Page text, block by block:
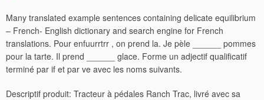
Many translated example sentences containing delicate equilibrium
– French- English dictionary and search engine for French
translations. Pour enfuurrtrr , on prend la. Je pèle ______ pommes
pour la tarte. Il prend ______ glace. Forme un adjectif qualificatif
terminé par if et par ve avec les noms suivants.
Descriptif produit: Tracteur à pédales Ranch Trac, livré avec sa